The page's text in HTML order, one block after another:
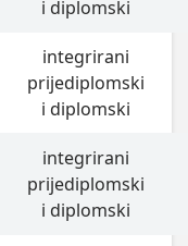
i diplomski
integrirani
prijediplomski
i diplomski
integrirani
prijediplomski
i diplomski